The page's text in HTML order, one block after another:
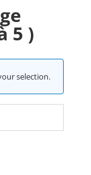
5 )
selection.